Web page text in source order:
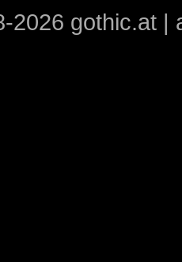
2026 gothic.at |